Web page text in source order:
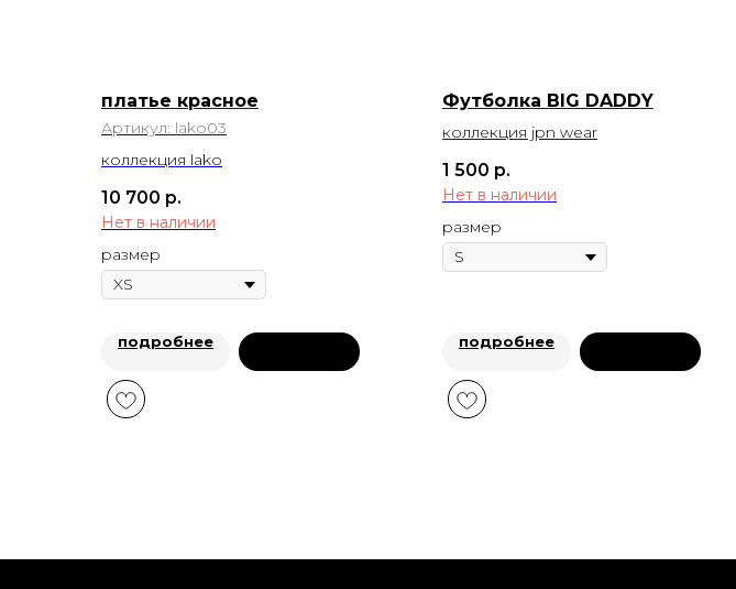
платье красное
Артикул: lako03
коллекция lako
10 700 р.
Нет в наличии
размер
подробнее
Футболка BIG DADDY
коллекция jpn wear
1 500 р.
Нет в наличии
размер
подробнее